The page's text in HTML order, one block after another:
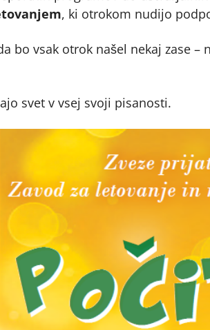
, ki otrokom nudijo
bo vsak otrok našel nekaj zase
svet v vsej svoji pisanosti.